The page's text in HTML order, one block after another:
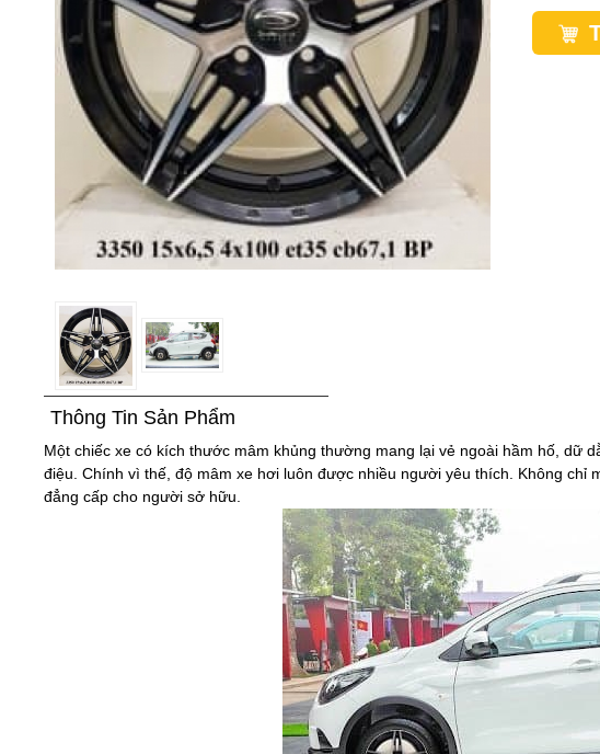
Thông Tin Sản Phẩm
Một chiếc xe có kích thước mâm khủng thường mang lại vẻ ngoài hầm hố, dữ
điệu. Chính vì thế, độ mâm xe hơi luôn được nhiều người yêu thích. Không chỉ
đẳng cấp cho người sở hữu.